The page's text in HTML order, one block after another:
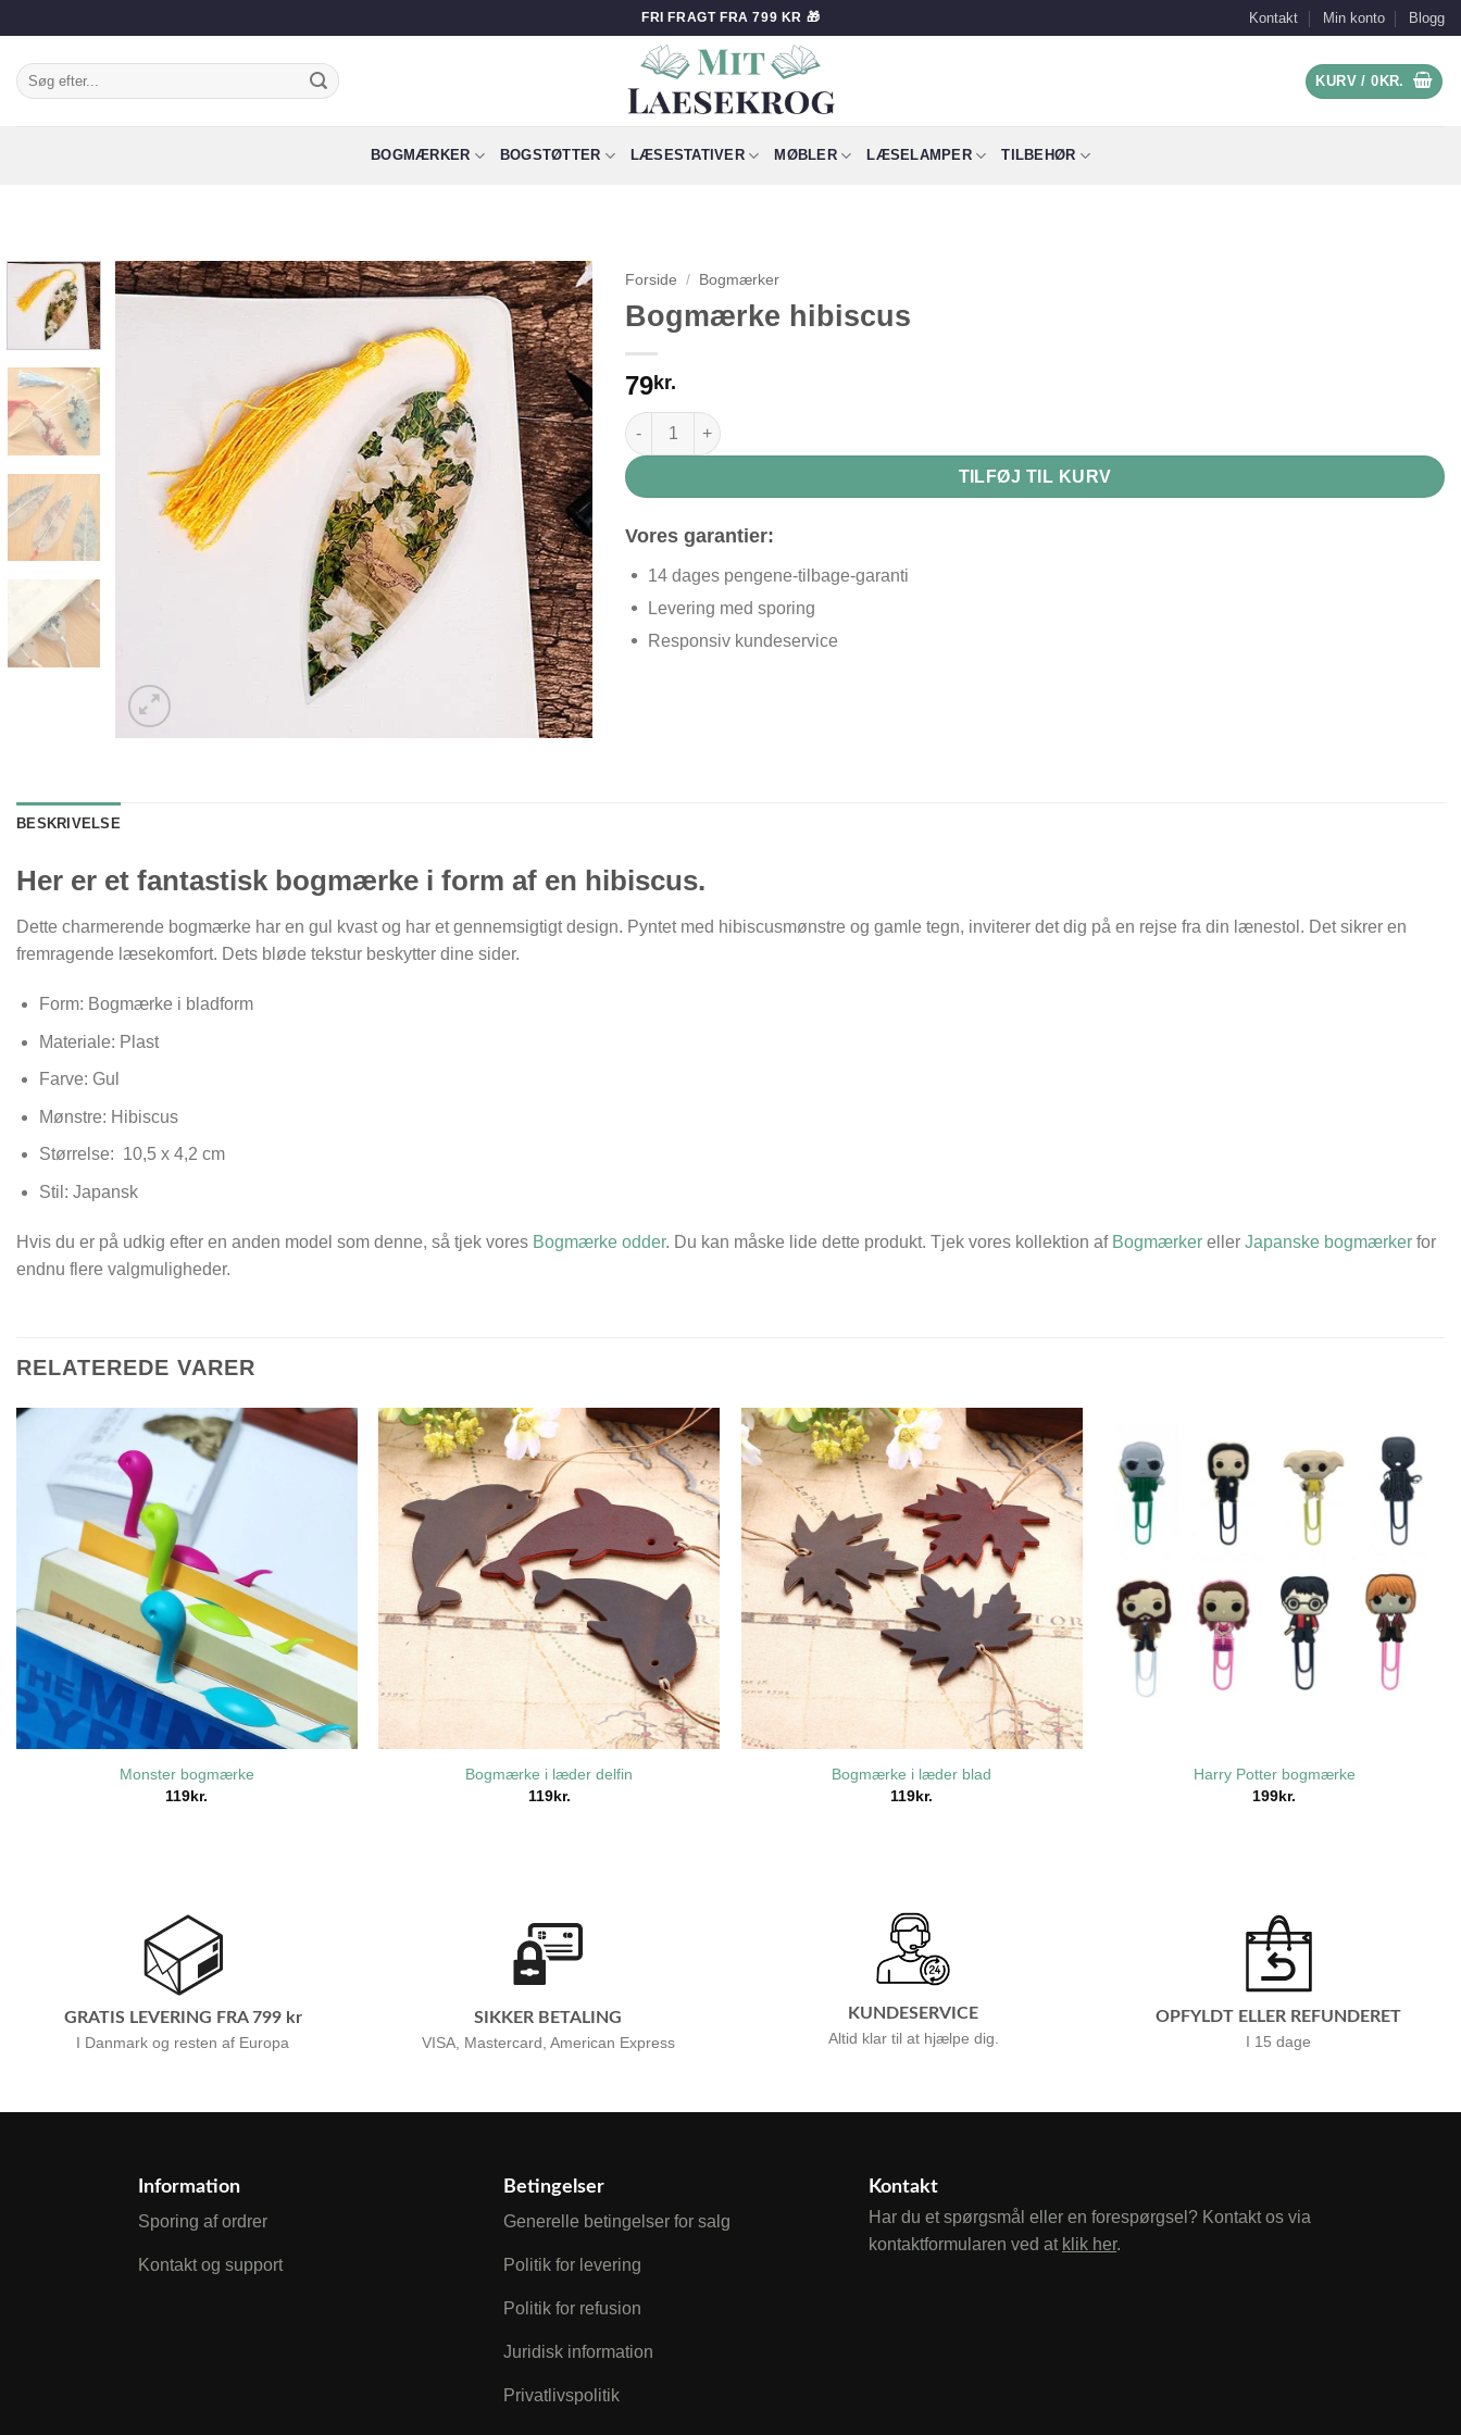
til
indhold
FRI FRAGT FRA 799 KR 🎁 Kontakt Min konto Blogg
Søg
efter:
KURV /0KR.
BOGMÆRKER BOGSTØTTER LÆSESTATIVER MØBLER LÆSELAMPER TILBEHØR
Forside / Bogmærker
Bogmærke hibiscus
79kr.
Bogmærke hibiscus antal
TILFØJ TIL KURV
Vores garantier:
14 dages pengene-tilbage-garanti
Levering med sporing
Responsiv kundeservice
BESKRIVELSE
Her er et fantastisk bogmærke i form af en hibiscus.
Dette charmerende bogmærke har en gul kvast og har et gennemsigtigt design. Pyntet med hibiscusmønstre og gamle tegn, inviterer det dig på en rejse fra din lænestol. Det sikrer en
fremragende læsekomfort. Dets bløde tekstur beskytter dine sider.
Form: Bogmærke i bladform
Materiale: Plast
Farve: Gul
Mønstre: Hibiscus
Størrelse: 10,5 x 4,2 cm
Stil: Japansk
Hvis du er på udkig efter en anden model som denne, så tjek vores Bogmærke odder. Du kan måske lide dette produkt. Tjek vores kollektion af Bogmærker eller Japanske bogmærker for
endnu flere valgmuligheder.
RELATEREDE VARER
Monster bogmærke
119kr.
Bogmærke i læder delfin
119kr.
Bogmærke i læder blad
119kr.
Harry Potter bogmærke
199kr.
GRATIS LEVERING FRA 799 kr
I Danmark og resten af Europa
SIKKER BETALING
VISA, Mastercard, American Express
KUNDESERVICE
Altid klar til at hjælpe dig.
OPFYLDT ELLER REFUNDERET
I 15 dage
Information
Sporing af ordrer
Kontakt og support
Betingelser
Generelle betingelser for salg
Politik for levering
Politik for refusion
Juridisk information
Privatlivspolitik
Kontakt
Har du et spørgsmål eller en forespørgsel? Kontakt os via
kontaktformularen ved at klik her.